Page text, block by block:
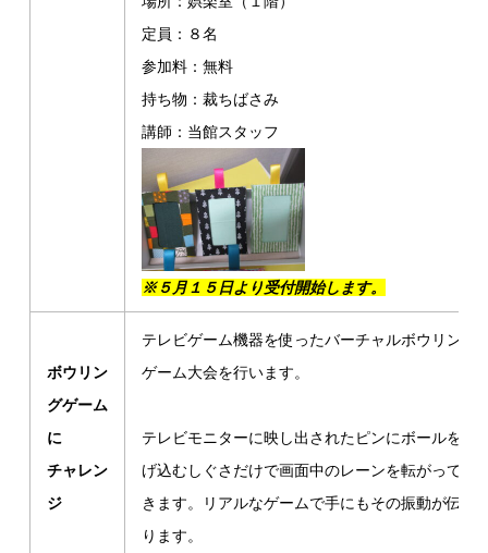
定員：８名
参加料：無料
持ち物：裁ちばさみ
講師：当館スタッフ
※５月１５日より受付開始します。
ボウリン
グゲーム
に
チャレン
ジ
テレビゲーム機器を使ったバーチャルボウリング
ゲーム大会を行います。
テレビモニターに映し出されたピンにボールを投
げ込むしぐさだけで画面中のレーンを転がって行
きます。リアルなゲームで手にもその振動が伝わ
ります。